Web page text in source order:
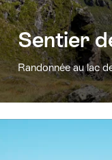
Sentier
Randonnée au lac